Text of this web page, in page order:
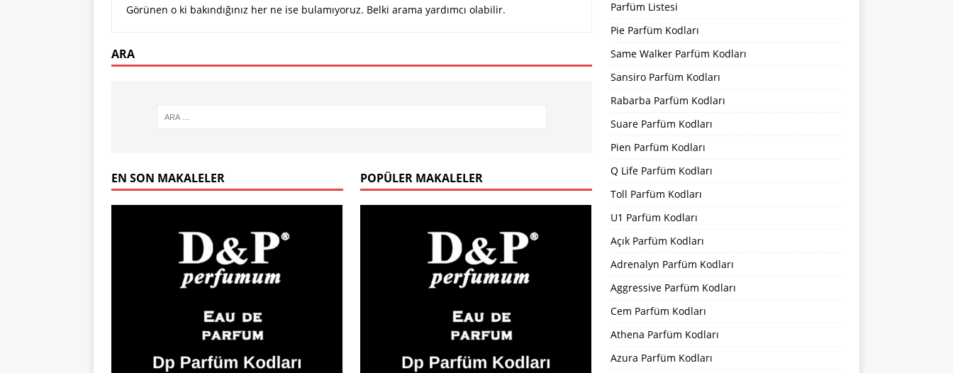
Görünen o ki bakındığınız her ne ise bulamıyoruz. Belki arama yardımcı olabilir.
ARA
EN SON MAKALELER POPÜLER MAKALELER
Parfüm Listesi
Pie Parfüm Kodları
Same Walker Parfüm Kodları
Sansiro Parfüm Kodları
Rabarba Parfüm Kodları
Suare Parfüm Kodları
Pien Parfüm Kodları
Q Life Parfüm Kodları
Toll Parfüm Kodları
U1 Parfüm Kodları
Açık Parfüm Kodları
Adrenalyn Parfüm Kodları
Aggressive Parfüm Kodları
Cem Parfüm Kodları
Athena Parfüm Kodları
Azura Parfüm Kodları